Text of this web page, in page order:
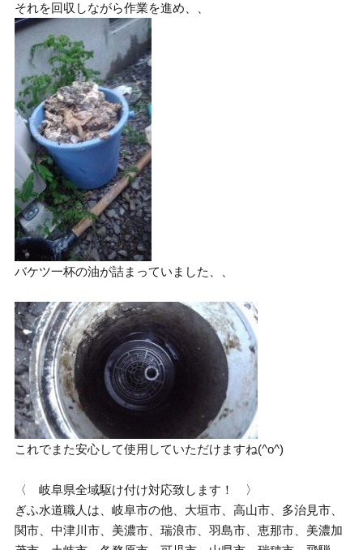
それを回収しながら作業を進め、、
バケツ一杯の油が詰まっていました、、
これでまた安心して使用していただけますね(^o^)
〈 岐阜県全域駆け付け対応致します！ 〉
ぎふ水道職人は、岐阜市の他、大垣市、高山市、多治見市、
関市、中津川市、美濃市、瑞浪市、羽島市、恵那市、美濃加